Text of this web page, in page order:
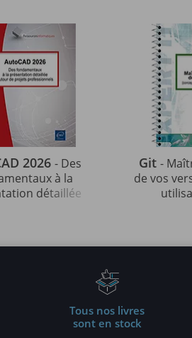
2026 - Des
à la
détaillée
Git -
de vos
Tous nos livres
sont en stock